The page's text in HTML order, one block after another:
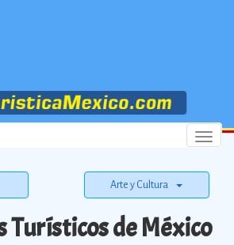
Menu
Arte y Cultura
de México